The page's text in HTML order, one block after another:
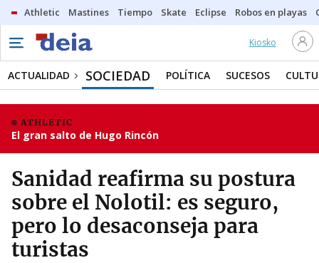
Athletic Mastines Tiempo Skate Eclipse Robos en playas
Kiosko
ACTUALIDAD SOCIEDAD POLÍTICA SUCESOS
ATHLETIC
El gran salto de Hugo Rincón
Sanidad reafirma su postura
sobre el Nolotil: es seguro,
pero lo desaconseja para
turistas